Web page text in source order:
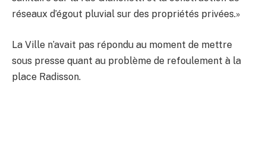
réseaux d’égout pluvial sur des propriétés privées.»
La Ville n’avait pas répondu au moment de mettre
sous presse quant au problème de refoulement à la
place Radisson.